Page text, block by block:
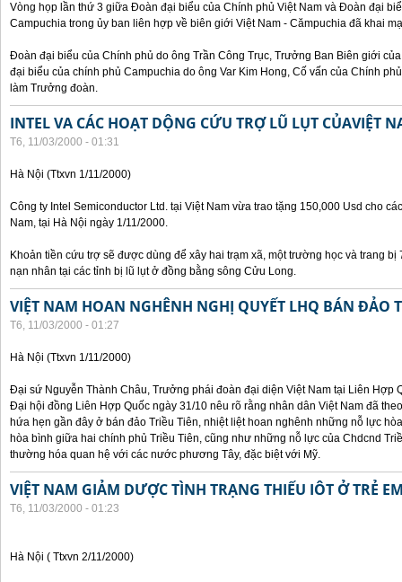
Vòng họp lần thứ 3 giữa Đoàn đại biểu của Chính phủ Việt Nam và Đoàn đại
Campuchia trong ủy ban liên hợp về biên giới Việt Nam - Cămpuchia đã khai
Đoàn đại biểu của Chính phủ do ông Trần Công Trục, Trưởng Ban Biên giới
đại biểu của chính phủ Campuchia do ông Var Kim Hong, Cố vấn của Chính
làm Trưởng đoàn.
INTEL VA CÁC HOẠT DỘNG CỨU TRỢ LŨ LỤT CỦAVIỆT
T6, 11/03/2000 - 01:31
Hà Nội (Ttxvn 1/11/2000)
Công ty Intel Semiconductor Ltd. tại Việt Nam vừa trao tặng 150,000 Usd cho
Nam, tại Hà Nội ngày 1/11/2000.
Khoản tiền cứu trợ sẽ được dùng để xây hai trạm xã, một trường học và trang
nạn nhân tại các tỉnh bị lũ lụt ở đồng bằng sông Cửu Long.
VIỆT NAM HOAN NGHÊNH NGHỊ QUYẾT LHQ BÁN ĐẢO
T6, 11/03/2000 - 01:27
Hà Nội (Ttxvn 1/11/2000)
Đại sứ Nguyễn Thành Châu, Trưởng phái đoàn đại diện Việt Nam tại Liên Hợp
Đại hội đồng Liên Hợp Quốc ngày 31/10 nêu rõ rằng nhân dân Việt Nam đã
hứa hẹn gần đây ở bán đảo Triều Tiên, nhiệt liệt hoan nghênh những nỗ lực
hòa bình giữa hai chính phủ Triều Tiên, cũng như những nỗ lực của Chdcnd
thường hóa quan hệ với các nước phương Tây, đặc biệt với Mỹ.
VIỆT NAM GIẢM DƯỢC TÌNH TRẠNG THIẾU IÔT Ở TRẺ
T6, 11/03/2000 - 01:23
Hà Nội ( Ttxvn 2/11/2000)